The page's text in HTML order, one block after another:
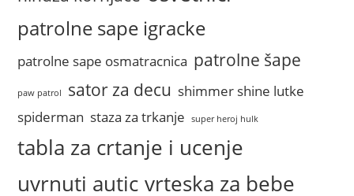
patrolne sape igracke
patrolne sape osmatracnica patrolne šape
paw patrol sator za decu shimmer shine lutke
spiderman staza za trkanje super heroj hulk
tabla za crtanje i ucenje
uvrnuti autic vrteska za bebe